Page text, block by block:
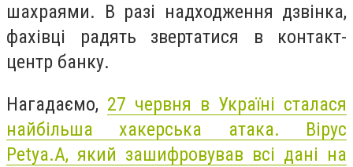
шахраями. В разі надходження дзвінка,
фахівці радять звертатися в контакт-
центр банку.
Нагадаємо, 27 червня в Україні сталася
найбільша хакерська атака. Вірус
Petya.A, який зашифровував всі дані на